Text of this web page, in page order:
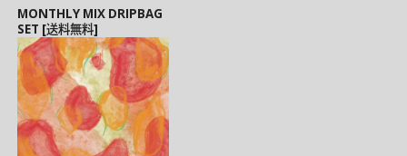
MONTHLY MIX DRIPBAG
SET [送料無料]